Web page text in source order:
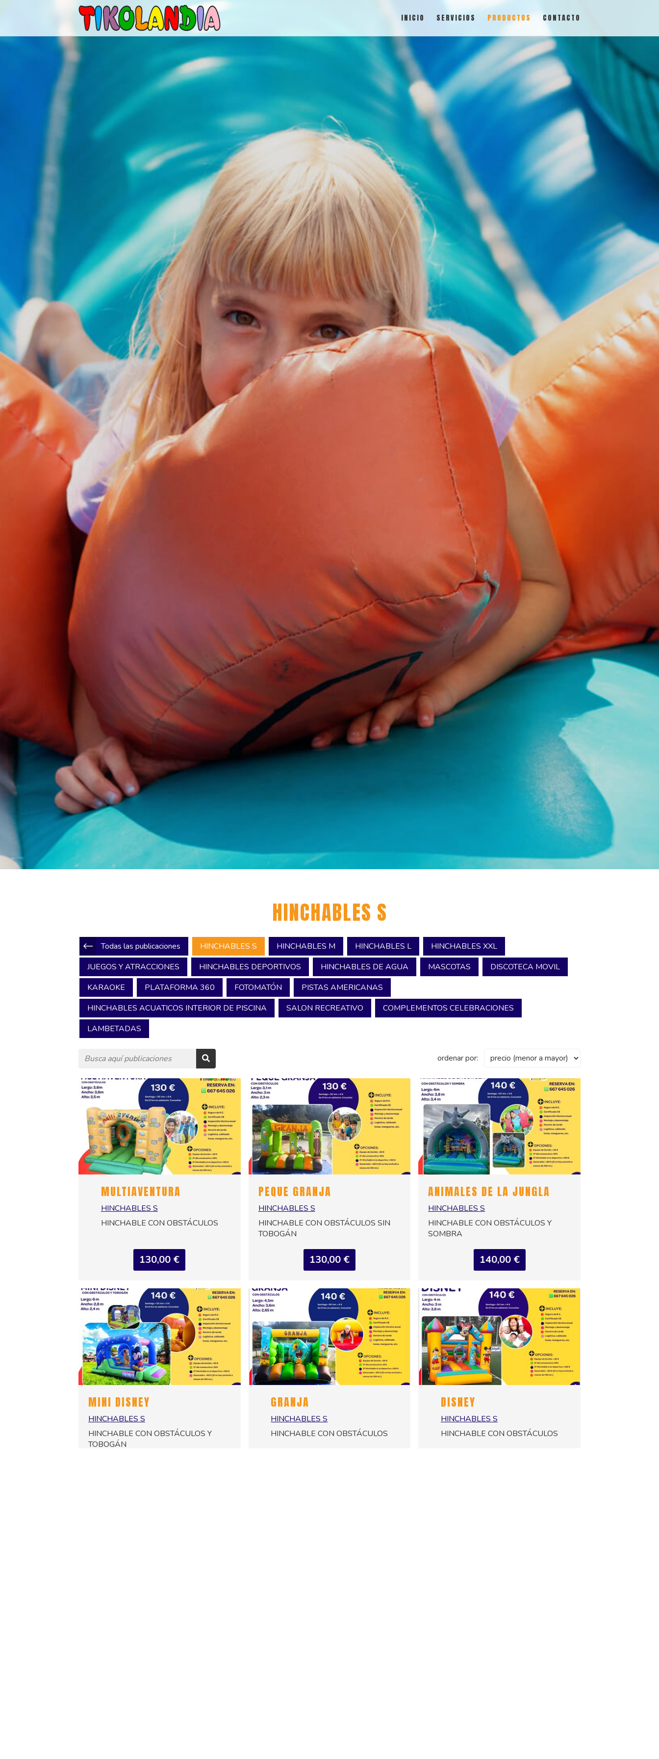
INICIO SERVICIOS PRODUCTOS CONTACTO
HINCHABLES S
Todas las publicaciones HINCHABLES S HINCHABLES M HINCHABLES L
HINCHABLES XXL
JUEGOS Y ATRACCIONES
HINCHABLES DEPORTIVOS HINCHABLES DE AGUA MASCOTAS
DISCOTECA MOVIL
KARAOKE
PLATAFORMA 360 FOTOMATÓN
PISTAS AMERICANAS
HINCHABLES ACUATICOS INTERIOR DE PISCINA
SALON RECREATIVO
COMPLEMENTOS CELEBRACIONES
LAMBETADAS
ordenar por:
MULTIAVENTURA
HINCHABLES S
HINCHABLE CON OBSTÁCULOS
130,00 €
PEQUE GRANJA
HINCHABLES S
HINCHABLE CON OBSTÁCULOS SIN
TOBOGÁN
130,00 €
ANIMALES DE LA JUNGLA
HINCHABLES S
HINCHABLE CON OBSTÁCULOS Y
SOMBRA
140,00 €
MINI DISNEY
HINCHABLES S
HINCHABLE CON OBSTÁCULOS Y
TOBOGÁN
GRANJA
HINCHABLES S
HINCHABLE CON OBSTÁCULOS
DISNEY
HINCHABLES S
HINCHABLE CON OBSTÁCULOS